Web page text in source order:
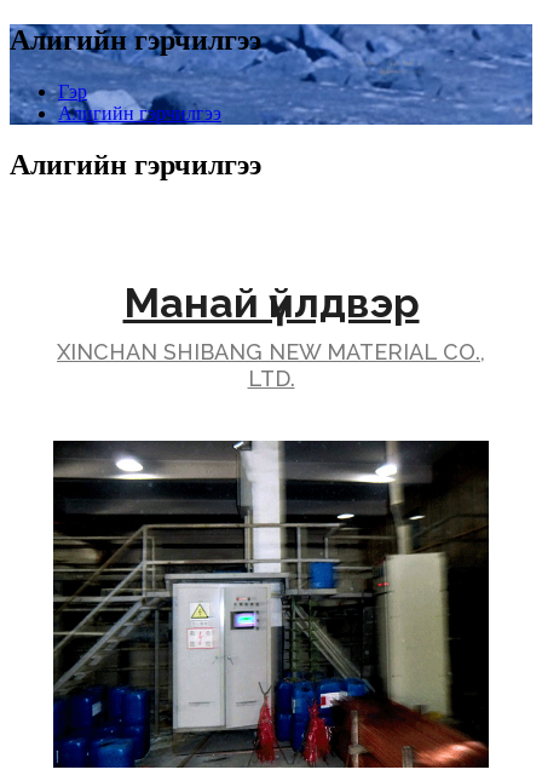
Алигийн гэрчилгээ
Гэр
Алигийн гэрчилгээ
Алигийн гэрчилгээ
Манай үйлдвэр
XINCHAN SHIBANG NEW MATERIAL CO.,
LTD.